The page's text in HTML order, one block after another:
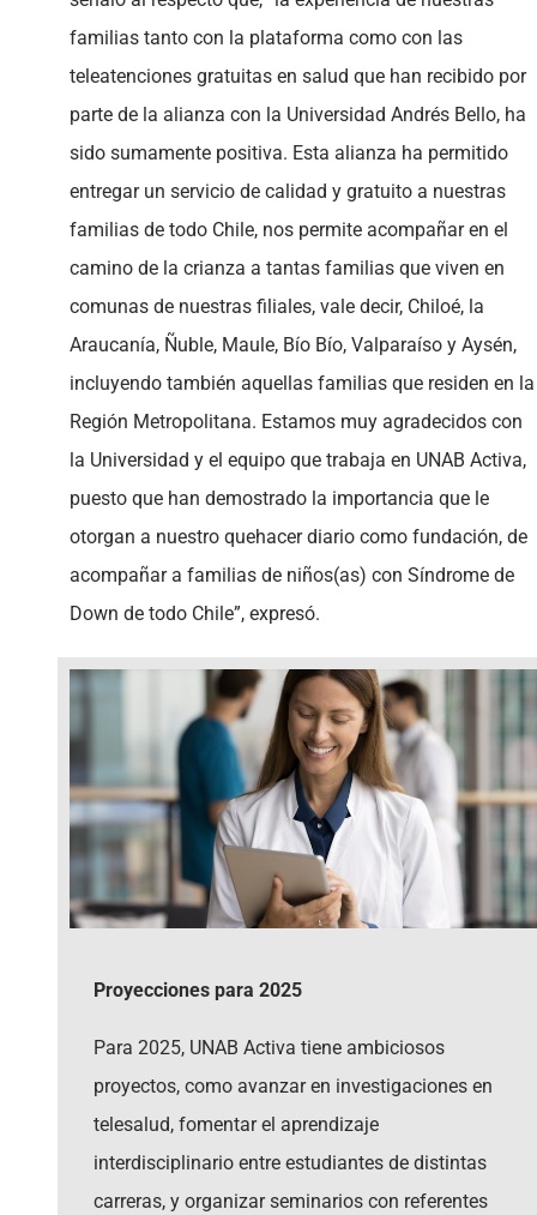
familias tanto con la plataforma como con las
teleatenciones gratuitas en salud que han recibido por
parte de la alianza con la Universidad Andrés Bello, ha
sido sumamente positiva. Esta alianza ha permitido
entregar un servicio de calidad y gratuito a nuestras
familias de todo Chile, nos permite acompañar en el
camino de la crianza a tantas familias que viven en
comunas de nuestras filiales, vale decir, Chiloé, la
Araucanía, Ñuble, Maule, Bío Bío, Valparaíso y Aysén,
incluyendo también aquellas familias que residen en la
Región Metropolitana. Estamos muy agradecidos con
la Universidad y el equipo que trabaja en UNAB Activa,
puesto que han demostrado la importancia que le
otorgan a nuestro quehacer diario como fundación, de
acompañar a familias de niños(as) con Síndrome de
Down de todo Chile”, expresó.
Proyecciones para 2025
Para 2025, UNAB Activa tiene ambiciosos
proyectos, como avanzar en investigaciones en
telesalud, fomentar el aprendizaje
interdisciplinario entre estudiantes de distintas
carreras, y organizar seminarios con referentes